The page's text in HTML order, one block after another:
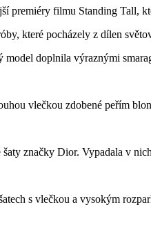
premiéry filmu Standing Tall,
které pocházely z dílen
doplnila výraznými
vlečkou zdobené peřím
značky Dior. Vypadala v
s vlečkou a vysokým